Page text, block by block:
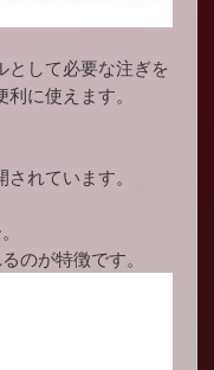
として必要な注ぎを
に使えます。
れています。
のが特徴です。